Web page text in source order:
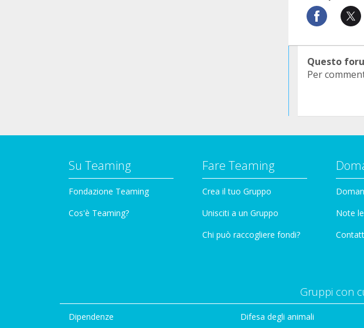
Questo
Per
Su Teaming
Fondazione Teaming
Cos'è Teaming?
Fare Teaming
Crea il tuo Gruppo
Unisciti a un Gruppo
Chi può raccogliere fondi?
Note
Gruppi con
Dipendenze
Difesa degli animali